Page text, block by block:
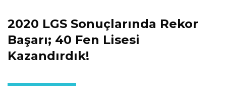
2020 LGS Sonuçlarında Rekor
Başarı; 40 Fen Lisesi
Kazandırdık!